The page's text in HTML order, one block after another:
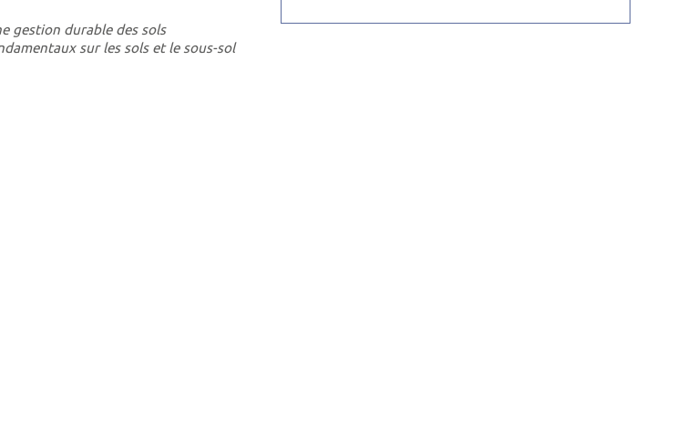
gestion durable des sols
sur les sols et le sous-sol